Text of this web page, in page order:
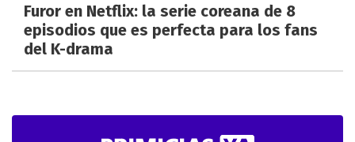
Furor en Netflix: la serie coreana de 8
episodios que es perfecta para los fans
del K-drama